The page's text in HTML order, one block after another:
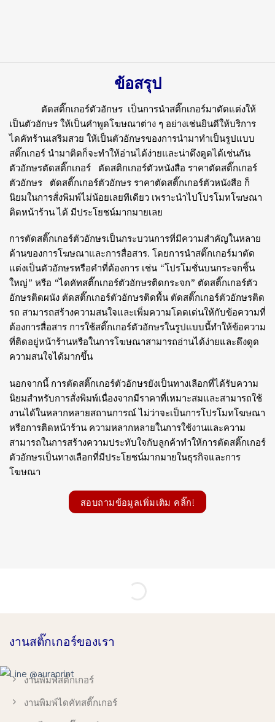
ข้อสรุป
ตัดสติ๊กเกอร์ตัวอักษร เป็นการนำสติ๊กเกอร์มาตัดแต่งให้
เป็นตัวอักษร ให้เป็นคำพูดโฆษณาต่าง ๆ อย่างเช่นยินดีให้บริการ
ไดคัทร้านเสริมสวย ให้เป็นตัวอักษรของการนำมาทำเป็นรูปแบบ
สติ๊กเกอร์ นำมาติดก็จะทำให้อ่านได้ง่ายและน่าดึงดูดได้เช่นกัน
ตัวอักษรตัดสติ๊กเกอร์ ตัดสติกเกอร์ตัวหนังสือ ราคาตัดสติ๊กเกอร์
ตัวอักษร ตัดสติ๊กเกอร์ตัวอักษร ราคาตัดสติ๊กเกอร์ตัวหนังสือ ก็
นิยมในการสั่งพิมพ์ไม่น้อยเลยทีเดียว เพราะนำไปโปรโมทโฆษณา
ติดหน้าร้าน ได้ มีประโยชน์มากมายเลย
การตัดสติ๊กเกอร์ตัวอักษรเป็นกระบวนการที่มีความสำคัญในหลาย
ด้านของการโฆษณาและการสื่อสาร. โดยการนำสติ๊กเกอร์มาตัด
แต่งเป็นตัวอักษรหรือคำที่ต้องการ เช่น “โปรโมชั่นบนกระจกชิ้น
ใหญ่” หรือ “ไดคัทสติ๊กเกอร์ตัวอักษรติดกระจก” ตัดสติ๊กเกอร์ตัว
อักษรติดผนัง ตัดสติ๊กเกอร์ตัวอักษรติดพื้น ตัดสติ๊กเกอร์ตัวอักษรติด
รถ สามารถสร้างความสนใจและเพิ่มความโดดเด่นให้กับข้อความที่
ต้องการสื่อสาร การใช้สติ๊กเกอร์ตัวอักษรในรูปแบบนี้ทำให้ข้อความ
ที่ติดอยู่หน้าร้านหรือในการโฆษณาสามารถอ่านได้ง่ายและดึงดูด
ความสนใจได้มากขึ้น
นอกจากนี้ การตัดสติ๊กเกอร์ตัวอักษรยังเป็นทางเลือกที่ได้รับความ
นิยมสำหรับการสั่งพิมพ์เนื่องจากมีราคาที่เหมาะสมและสามารถใช้
งานได้ในหลากหลายสถานการณ์ ไม่ว่าจะเป็นการโปรโมทโฆษณา
หรือการติดหน้าร้าน ความหลากหลายในการใช้งานและความ
สามารถในการสร้างความประทับใจกับลูกค้าทำให้การตัดสติ๊กเกอร์
ตัวอักษรเป็นทางเลือกที่มีประโยชน์มากมายในธุรกิจและการ
โฆษณา
สอบถามข้อมูลเพิ่มเติม คลิ๊ก!
งานสติ๊กเกอร์ของเรา
งานพิมพ์สติ๊กเกอร์
งานพิมพ์ไดคัทสติ๊กเกอร์